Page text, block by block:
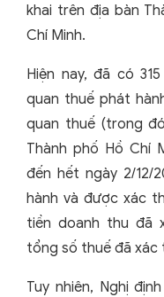
khai trên địa bàn
Chí Minh.
Hiện nay, đã có
quan thuế phát
quan thuế (trong
Thành phố Hồ Chí
đến hết ngày 2/12/
hành và được xác
tiền doanh thu đã
tổng số thuế đã xác
Tuy nhiên, Nghị